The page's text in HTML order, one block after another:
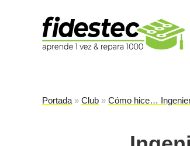
Portada » Club » Cómo hice…